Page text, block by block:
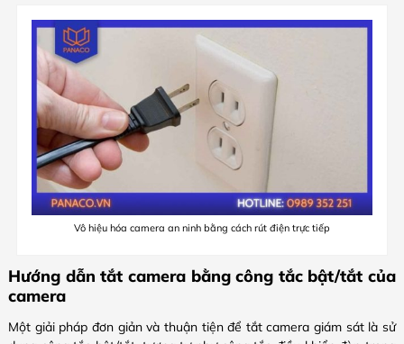
Vô hiệu hóa camera an ninh bằng cách rút điện trực tiếp
Hướng dẫn tắt camera bằng công tắc bật/tắt của
camera
Một giải pháp đơn giản và thuận tiện để tắt camera giám sát là sử